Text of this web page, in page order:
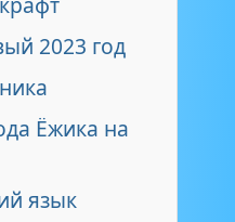
2023 год
Ёжика на
язык